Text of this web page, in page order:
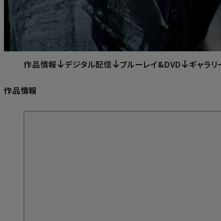
作品情報 デジタル配信 ブルーレイ&DVD ギャラリ
作品情報